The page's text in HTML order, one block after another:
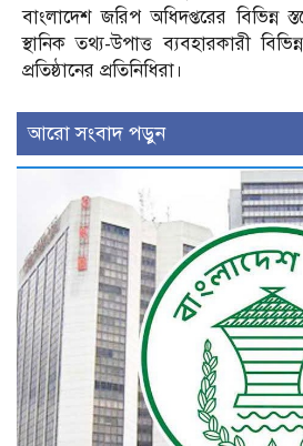
বাংলাদেশ জরিপ অধিদপ্তরের বিভিন্ন
স্থানিক তথ্য-উপাত্ত ব্যবহারকারী
প্রতিষ্ঠানের প্রতিনিধিরা।
আরো সংবাদ পড়ুন